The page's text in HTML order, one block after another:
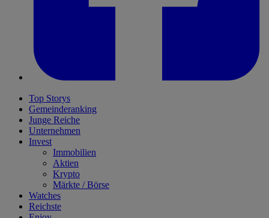
Top Storys
Gemeinderanking
Junge Reiche
Unternehmen
Invest
Immobilien
Aktien
Krypto
Märkte / Börse
Watches
Reichste